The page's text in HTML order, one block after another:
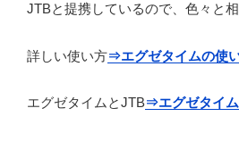
JTBと提携しているので、色々と相
詳しい使い方⇒エグゼタイムの使
エグゼタイムとJTB⇒エグゼタイ